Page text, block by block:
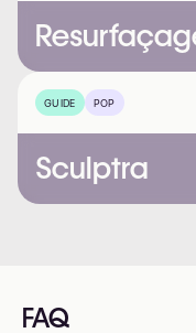
GUIDE POP
Sculptra
FAQ